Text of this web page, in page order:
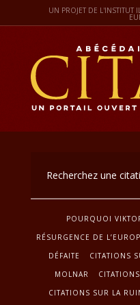
UN PROJET DE L'INSTITUT
POURQUOI
RÉSURGENCE DE
DÉFAITE
CITATIONS
MOLNAR
CITATIONS SUR LA